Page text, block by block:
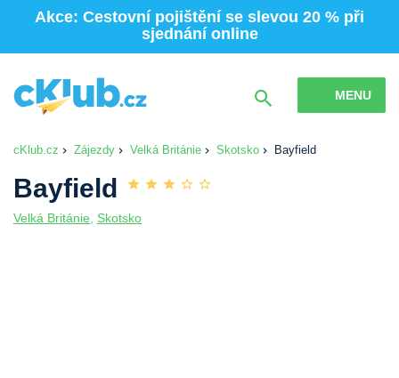
Akce: Cestovní pojištění se slevou 20 % při
sjednání online
MENU
cKlub.cz Zájezdy Velká Británie Skotsko Bayfield
Bayfield
Velká Británie Skotsko